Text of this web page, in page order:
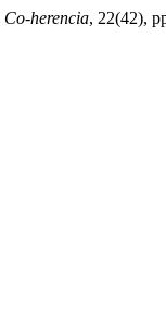
Co-herencia, 22(42),